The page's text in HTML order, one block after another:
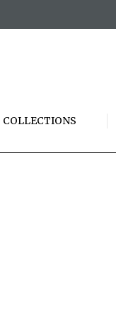
COLLECTIONS